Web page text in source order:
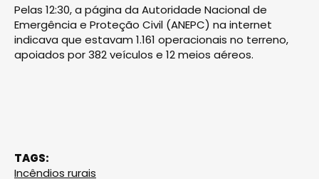
Pelas 12:30, a página da Autoridade Nacional de
Emergência e Proteção Civil (ANEPC) na internet
indicava que estavam 1.161 operacionais no terreno,
apoiados por 382 veículos e 12 meios aéreos.
TAGS:
Incêndios rurais